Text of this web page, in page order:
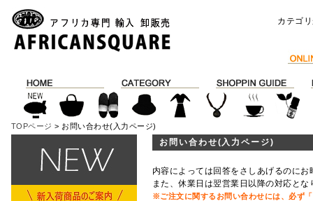
カテゴ
TOPページ > お問い合わせ(入力ページ)
お問い合わせ(入力ページ)
内容によっては回答をさしあげるのに
また、休業日は翌営業日以降の対応と
※ご注文に関するお問い合わせには、必ず